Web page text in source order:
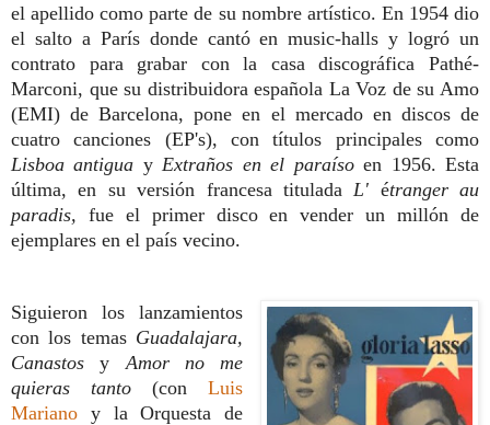
el apellido como parte de su nombre artístico. En 1954 dio
el salto a París donde cantó en music-halls y logró un
contrato para grabar con la casa discográfica Pathé-
Marconi, que su distribuidora española La Voz de su Amo
(EMI) de Barcelona, pone en el mercado en discos de
cuatro canciones (EP's), con títulos principales como
Lisboa antigua y Extraños en el paraísoen 1956. Esta
última, en su versión francesa titulada L' étranger au
paradis, fue el primer disco en vender un millón de
ejemplares en el país vecino.
Siguieron los lanzamientos
con los temasGuadalajara,
Canastosy Amor no me
quieras tanto(conLuis
Mariano y la Orquesta de